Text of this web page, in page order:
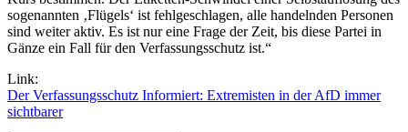
sogenannten ‚Flügels‘ ist fehlgeschlagen, alle handelnden Personen
sind weiter aktiv. Es ist nur eine Frage der Zeit, bis diese Partei in
Gänze ein Fall für den Verfassungsschutz ist.“
Link:
Der Verfassungsschutz Informiert: Extremisten in der AfD immer
sichtbarer